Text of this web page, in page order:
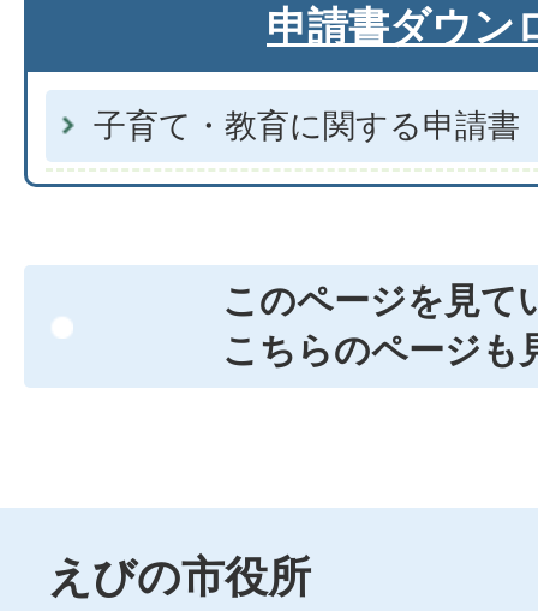
申請書ダウン
子育て・教育に関する申請書
このページを見て
こちらのページも
えびの市役所